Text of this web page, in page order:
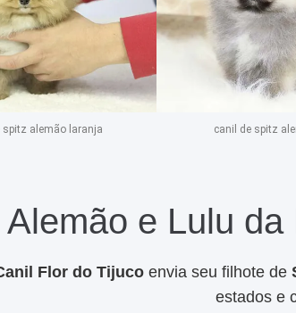
spitz alemão laranja canil de spitz
e Lulu
Flor do Tijuco envia seu filhote de
estados e